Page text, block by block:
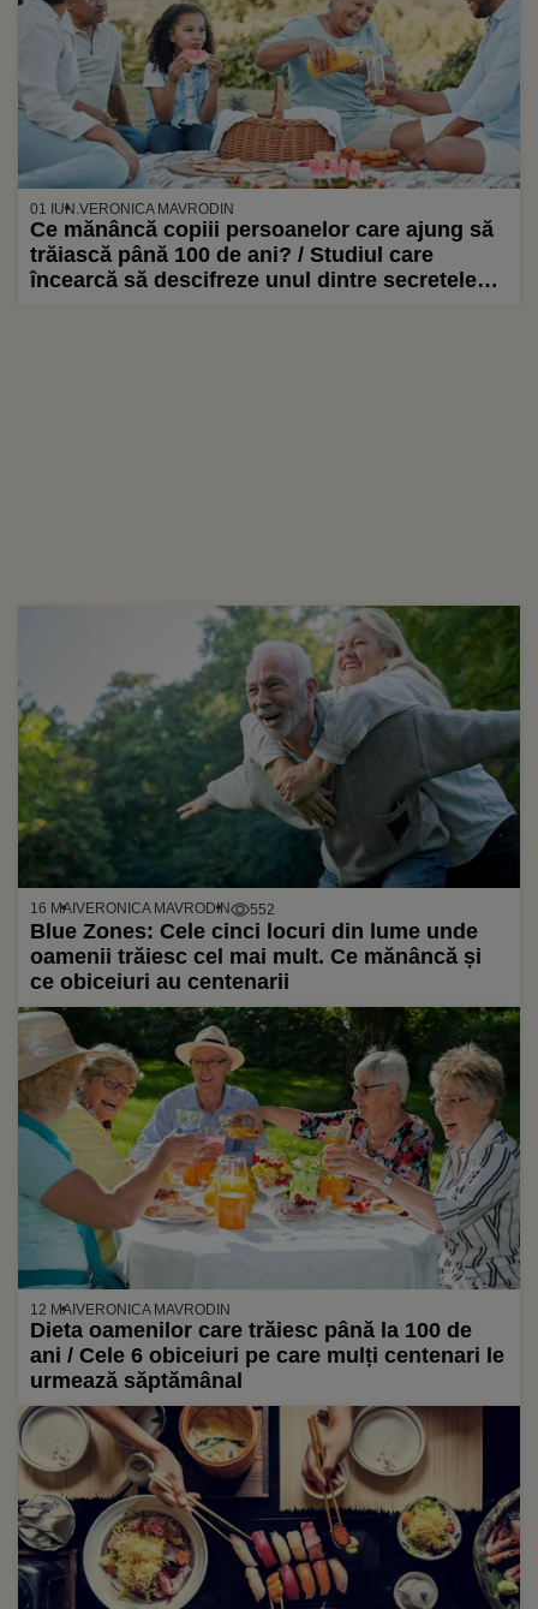
01 IUN. VERONICA MAVRODIN
Ce mănâncă copiii persoanelor care ajung să
trăiască până 100 de ani? / Studiul care
încearcă să descifreze unul dintre secretele
16 MAIVERONICA MAVRODIN 552
Blue Zones: Cele cinci locuri din lume unde
oamenii trăiesc cel mai mult. Ce mănâncă și
ce obiceiuri au centenarii
12 MAIVERONICA MAVRODIN
Dieta oamenilor care trăiesc până la 100 de
ani / Cele 6 obiceiuri pe care mulți centenari le
urmează săptămânal